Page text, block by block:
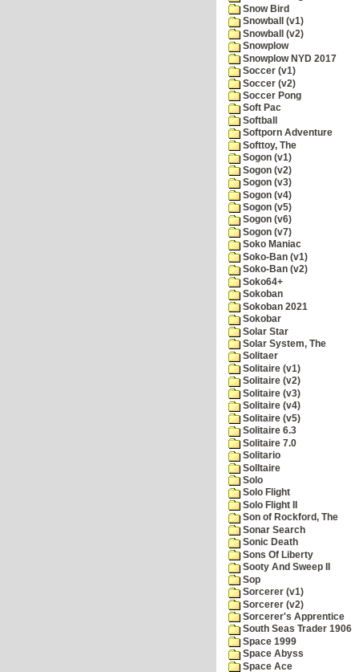
Snow Bird
Snowball (v1)
Snowball (v2)
Snowplow
Snowplow NYD 2017
Soccer (v1)
Soccer (v2)
Soccer Pong
Soft Pac
Softball
Softporn Adventure
Softtoy, The
Sogon (v1)
Sogon (v2)
Sogon (v3)
Sogon (v4)
Sogon (v5)
Sogon (v6)
Sogon (v7)
Soko Maniac
Soko-Ban (v1)
Soko-Ban (v2)
Soko64+
Sokoban
Sokoban 2021
Sokobar
Solar Star
Solar System, The
Solitaer
Solitaire (v1)
Solitaire (v2)
Solitaire (v3)
Solitaire (v4)
Solitaire (v5)
Solitaire 6.3
Solitaire 7.0
Solitario
Solltaire
Solo
Solo Flight
Solo Flight II
Son of Rockford, The
Sonar Search
Sonic Death
Sons Of Liberty
Sooty And Sweep II
Sop
Sorcerer (v1)
Sorcerer (v2)
Sorcerer's Apprentice
South Seas Trader 1906
Space 1999
Space Abyss
Space Ace